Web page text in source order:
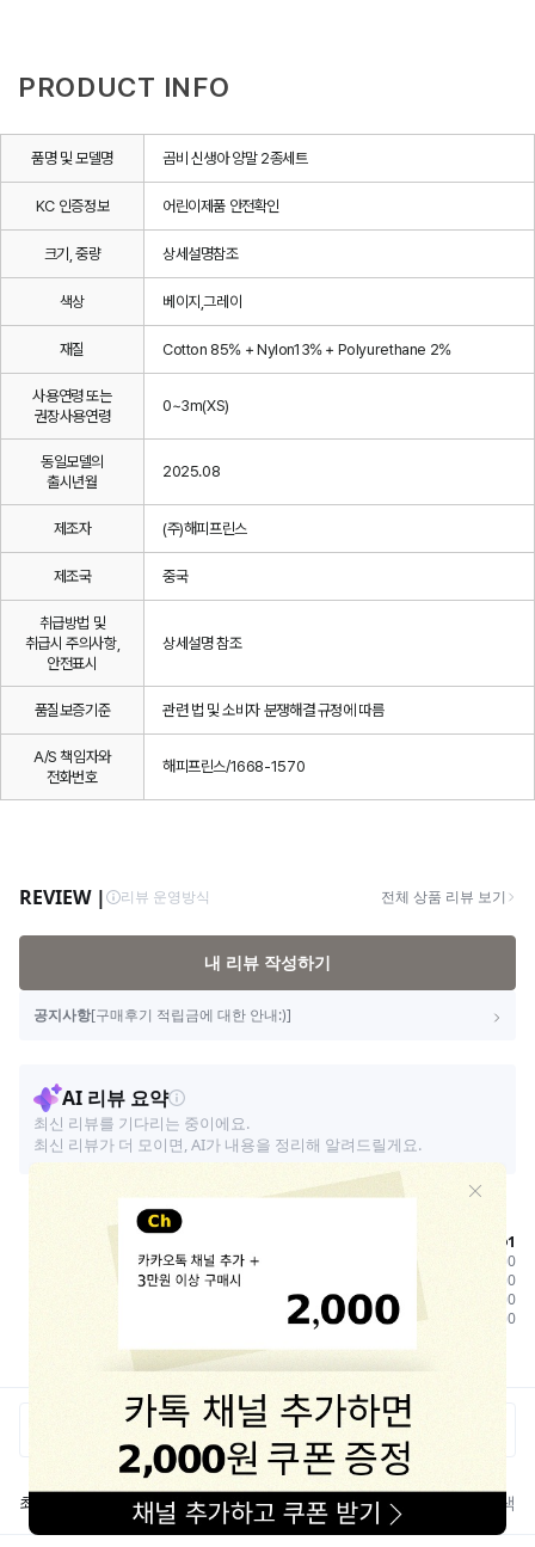
PRODUCT INFO
품명 및 모델명 곰비 신생아 양말 2종세트
KC 인증정보 어린이제품 안전확인
크기, 중량 상세설명참조
색상 베이지,그레이
재질 Cotton 85% + Nylon13% + Polyurethane 2%
사용연령 또는
권장사용연령
0~3m(XS)
동일모델의
출시년월
2025.08
제조자 (주)해피프린스
제조국 중국
취급방법 및
취급시 주의사항,
안전표시
상세설명 참조
품질보증기준 관련 법 및 소비자 분쟁해결 규정에 따름
A/S 책임자와
전화번호
해피프린스/1668-1570